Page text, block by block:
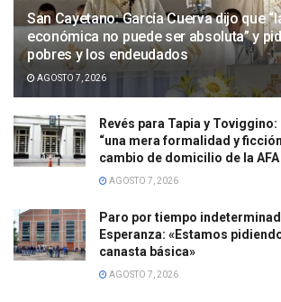
San Cayetano: García Cuerva dijo que
económica no puede ser absoluta” y
pobres y los endeudados
AGOSTO 7, 2026
Revés para Tapia y
“una mera formalidad y
cambio de domicilio de la AFA
AGOSTO 7, 2026
Paro por tiempo
Esperanza: «Estamos
canasta básica»
AGOSTO 7, 2026